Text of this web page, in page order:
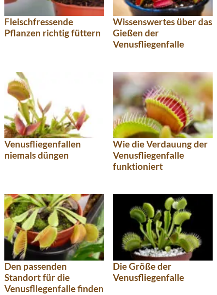
Fleischfressende
Pflanzen richtig füttern
Wissenswertes über das
Gießen der
Venusfliegenfalle
Venusfliegenfallen
niemals düngen
Wie die Verdauung der
Venusfliegenfalle
funktioniert
Den passenden
Standort für die
Venusfliegenfalle finden
Die Größe der
Venusfliegenfalle